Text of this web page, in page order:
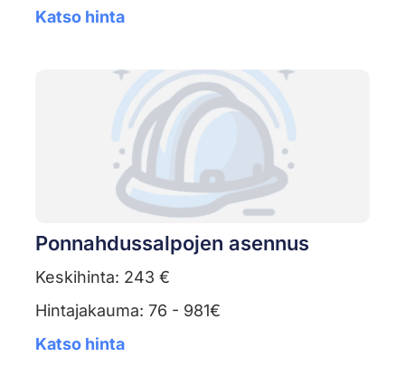
Katso hinta
Ponnahdussalpojen asennus
Keskihinta: 243 €
Hintajakauma: 76 - 981€
Katso hinta